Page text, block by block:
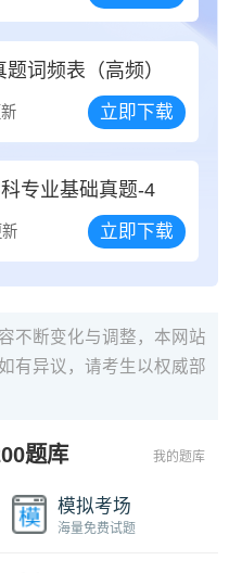
词频表（高频）
立即下载
专业基础真题-4
立即下载
不断变化与调整，本网站
有异议，请考生以权威部
题库 我的题库
模拟考场
海量免费试题